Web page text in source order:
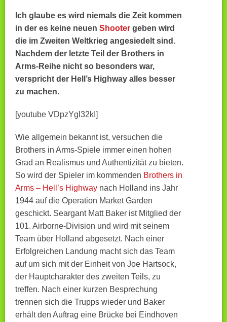
Ich glaube es wird niemals die Zeit kommen
in der es keine neuen Shooter geben wird
die im Zweiten Weltkrieg angesiedelt sind.
Nachdem der letzte Teil der Brothers in
Arms-Reihe nicht so besonders war,
verspricht der Hell’s Highway alles besser
zu machen.
[youtube VDpzYgl32kI]
Wie allgemein bekannt ist, versuchen die
Brothers in Arms-Spiele immer einen hohen
Grad an Realismus und Authentizität zu bieten.
So wird der Spieler im kommenden Brothers in
Arms – Hell’s Highway nach Holland ins Jahr
1944 auf die Operation Market Garden
geschickt. Seargant Matt Baker ist Mitglied der
101. Airborne-Division und wird mit seinem
Team über Holland abgesetzt. Nach einer
Erfolgreichen Landung macht sich das Team
auf um sich mit der Einheit von Joe Hartsock,
der Hauptcharakter des zweiten Teils, zu
treffen. Nach einer kurzen Besprechung
trennen sich die Trupps wieder und Baker
erhält den Auftrag eine Brücke bei Eindhoven